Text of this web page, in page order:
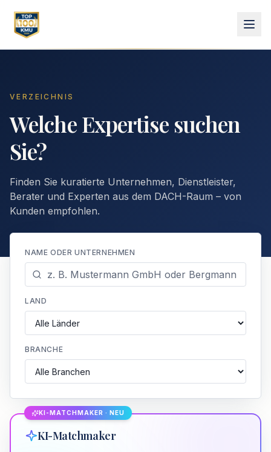
VERZEICHNIS
Welche Expertise suchen
Sie?
Finden Sie kuratierte Unternehmen, Dienstleister,
Berater und Experten aus dem DACH-Raum – von
Kunden empfohlen.
NAME ODER UNTERNEHMEN
LAND
BRANCHE
KI-MATCHMAKER · NEU
KI-Matchmaker